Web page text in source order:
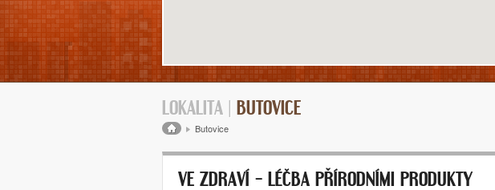
LOKALITA | BUTOVICE
Drobečková navigace
Butovice
VE ZDRAVÍ – LÉČBA PŘÍRODNÍMI PRODUKTY